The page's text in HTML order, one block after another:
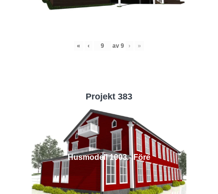
« ‹ av 9 › »
Projekt 383
Husmodell 1003 - Före